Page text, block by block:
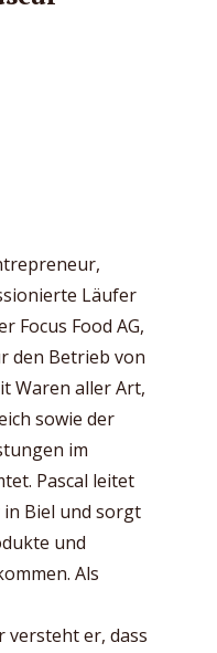
Läufer
Focus Food AG,
den Betrieb von
Waren aller Art,
sowie der
im
Pascal leitet
in Biel und sorgt
und
Als
er, dass